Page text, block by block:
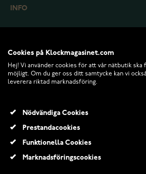
INFO
Cookies på Klockmagasinet.com
Hej! Vi använder cookies för att vår nätbutik ska
möjligt. Om du ger oss ditt samtycke kan vi
leverera riktad marknadsföring.
Nödvändiga Cookies
Prestandacookies
Funktionella Cookies
Marknadsföringscookies